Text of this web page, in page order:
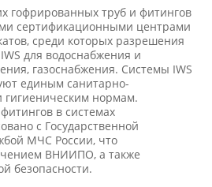
гофрированных труб и фитингов
сертификационными центрами
среди которых разрешения
для водоснабжения и
газоснабжения. Cистемы IWS
единым санитарно-
гигиеническим нормам.
в системах
с Государственной
МЧС России, что
ВНИИПО, а также
безопасности.